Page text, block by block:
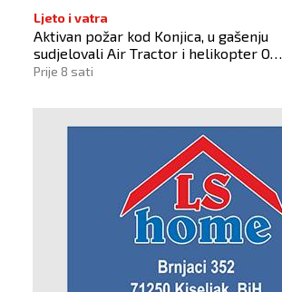
Ljeto i vatra
Aktivan požar kod Konjica, u gašenju
sudjelovali Air Tractor i helikopter OS-
a BiH
Prije 8 sati